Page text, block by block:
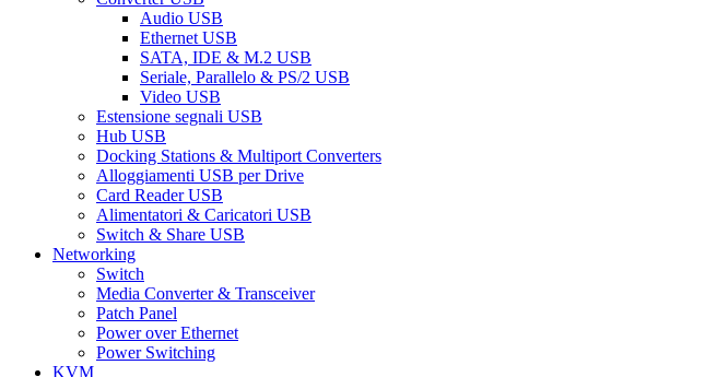
Audio USB
Ethernet USB
SATA, IDE & M.2 USB
Seriale, Parallelo & PS/2 USB
Video USB
Estensione segnali USB
Hub USB
Docking Stations & Multiport Converters
Alloggiamenti USB per Drive
Card Reader USB
Alimentatori & Caricatori USB
Switch & Share USB
Networking
Switch
Media Converter & Transceiver
Patch Panel
Power over Ethernet
Power Switching
KVM